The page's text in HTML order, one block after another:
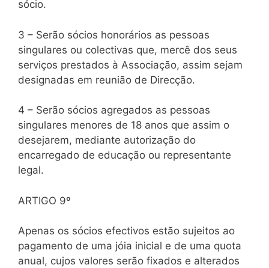
sócio.
3 – Serão sócios honorários as pessoas
singulares ou colectivas que, mercê dos seus
serviços prestados à Associação, assim sejam
designadas em reunião de Direcção.
4 – Serão sócios agregados as pessoas
singulares menores de 18 anos que assim o
desejarem, mediante autorização do
encarregado de educação ou representante
legal.
ARTIGO 9º
Apenas os sócios efectivos estão sujeitos ao
pagamento de uma jóia inicial e de uma quota
anual, cujos valores serão fixados e alterados